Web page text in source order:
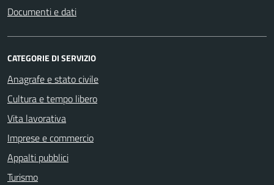
Documenti e dati
CATEGORIE DI SERVIZIO
Anagrafe e stato civile
Cultura e tempo libero
Vita lavorativa
Imprese e commercio
Appalti pubblici
Turismo